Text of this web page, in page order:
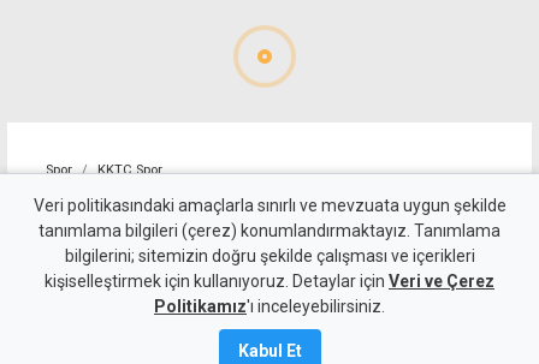
Spor KKTC Spor
FC Barcelona altyapısı ilk
kez Lefkoşa'ya geliyor
Veri politikasındaki amaçlarla sınırlı ve mevzuata uygun şekilde
tanımlama bilgileri (çerez) konumlandırmaktayız. Tanımlama
bilgilerini; sitemizin doğru şekilde çalışması ve içerikleri
kişiselleştirmek için kullanıyoruz. Detaylar için Veri ve Çerez
Politikamız'ı inceleyebilirsiniz.
Kabul Et